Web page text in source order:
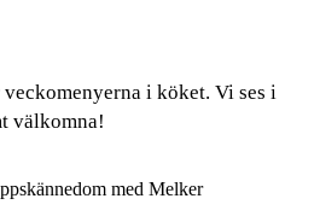
i köket. Vi ses i
välkomna!
med Melker